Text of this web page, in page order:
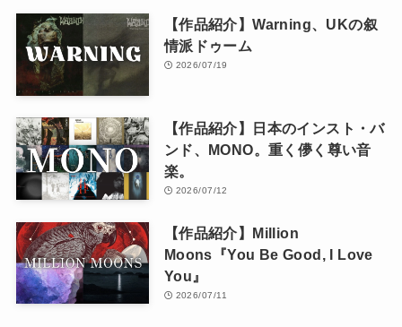
【作品紹介】Warning、UKの叙
情派ドゥーム
2026/07/19
【作品紹介】日本のインスト・バ
ンド、MONO。重く儚く尊い音
楽。
2026/07/12
【作品紹介】Million
Moons『You Be Good, I Love
You』
2026/07/11